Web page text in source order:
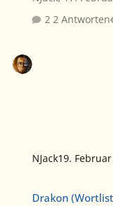
2 Antworten
NJack19.
Drakon